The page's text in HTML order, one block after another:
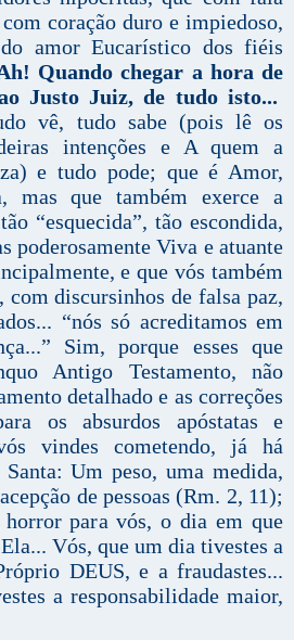
coração duro e impiedoso,
amor Eucarístico dos fiéis
Quando chegar a hora de
Justo Juiz, de tudo isto...
vê, tudo sabe (pois lê os
intenções e A quem a
e tudo pode; que é Amor,
mas que também exerce a
“esquecida”, tão escondida,
poderosamente Viva e atuante
e que vós também
com discursinhos de falsa paz,
“nós só acreditamos em
Sim, porque esses que
Antigo Testamento, não
detalhado e as correções
os absurdos apóstatas e
vindes cometendo, já há
Um peso, uma medida,
de pessoas (Rm. 2, 11);
para vós, o dia em que
Vós, que um dia tivestes a
DEUS, e a fraudastes...
a responsabilidade maior,